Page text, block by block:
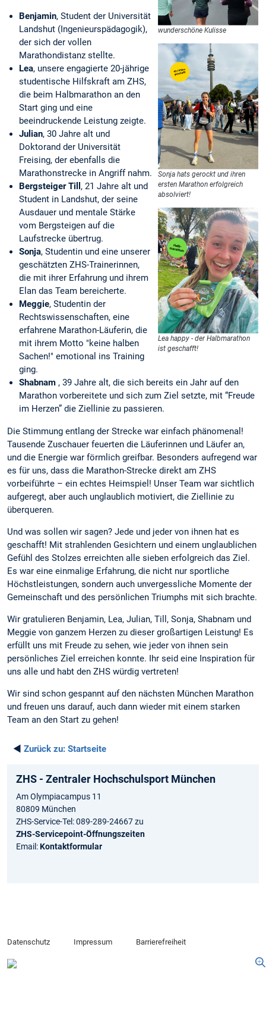
wunderschöne Kulisse
Sonja hats gerockt und ihren
ersten Marathon erfolgreich
absolviert!
Lea happy - der Halbmarathon
ist geschafft!
Benjamin, Student der Universität
Landshut (Ingenieurspädagogik),
der sich der vollen
Marathondistanz stellte.
Lea, unsere engagierte 20-jährige
studentische Hilfskraft am ZHS,
die beim Halbmarathon an den
Start ging und eine
beeindruckende Leistung zeigte.
Julian, 30 Jahre alt und
Doktorand der Universität
Freising, der ebenfalls die
Marathonstrecke in Angriff nahm.
Bergsteiger Till , 21 Jahre alt und
Student in Landshut, der seine
Ausdauer und mentale Stärke
vom Bergsteigen auf die
Laufstrecke übertrug.
Sonja, Studentin und eine unserer
geschätzten ZHS-Trainerinnen,
die mit ihrer Erfahrung und ihrem
Elan das Team bereicherte.
Meggie, Studentin der
Rechtswissenschaften, eine
erfahrene Marathon-Läuferin, die
mit ihrem Motto "keine halben
Sachen!" emotional ins Training
ging.
Shabnam , 39 Jahre alt, die sich bereits ein Jahr auf den
Marathon vorbereitete und sich zum Ziel setzte, mit “Freude
im Herzen” die Ziellinie zu passieren.
Die Stimmung entlang der Strecke war einfach phänomenal!
Tausende Zuschauer feuerten die Läuferinnen und Läufer an,
und die Energie war förmlich greifbar. Besonders aufregend war
es für uns, dass die Marathon-Strecke direkt am ZHS
vorbeiführte – ein echtes Heimspiel! Unser Team war sichtlich
aufgeregt, aber auch unglaublich motiviert, die Ziellinie zu
überqueren.
Und was sollen wir sagen? Jede und jeder von ihnen hat es
geschafft! Mit strahlenden Gesichtern und einem unglaublichen
Gefühl des Stolzes erreichten alle sieben erfolgreich das Ziel.
Es war eine einmalige Erfahrung, die nicht nur sportliche
Höchstleistungen, sondern auch unvergessliche Momente der
Gemeinschaft und des persönlichen Triumphs mit sich brachte.
Wir gratulieren Benjamin, Lea, Julian, Till, Sonja, Shabnam und
Meggie von ganzem Herzen zu dieser großartigen Leistung! Es
erfüllt uns mit Freude zu sehen, wie jeder von ihnen sein
persönliches Ziel erreichen konnte. Ihr seid eine Inspiration für
uns alle und habt den ZHS würdig vertreten!
Wir sind schon gespannt auf den nächsten München Marathon
und freuen uns darauf, auch dann wieder mit einem starken
Team an den Start zu gehen!
◄ Zurück zu: Startseite
ZHS - Zentraler Hochschulsport München
Am Olympiacampus 11
80809 München
ZHS-Service-Tel: 089-289-24667 zu
ZHS-Servicepoint-Öffnungszeiten
Email:Kontaktformular
Datenschutz Impressum Barrierefreiheit